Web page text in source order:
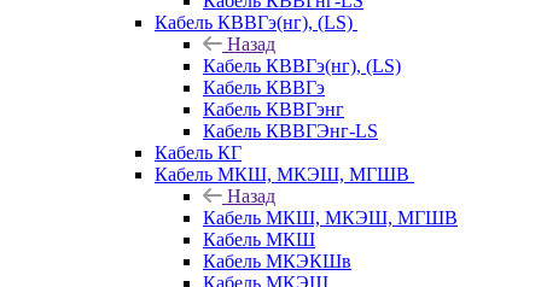
Кабель КВВГэ(нг), (LS)
Назад
Кабель КВВГэ(нг), (LS)
Кабель КВВГэ
Кабель КВВГэнг
Кабель КВВГЭнг-LS
Кабель КГ
Кабель МКШ, МКЭШ, МГШВ
Назад
Кабель МКШ, МКЭШ, МГШВ
Кабель МКШ
Кабель МКЭКШв
Кабель МКЭШ